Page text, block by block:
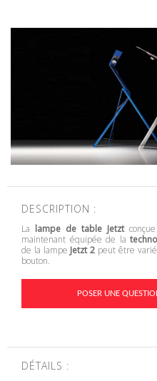
DESCRIPTION :
La lampe de table Jetzt
maintenant équipée de la
de la lampe Jetzt 2 peut être
bouton.
POSER UNE
DÉTAILS :